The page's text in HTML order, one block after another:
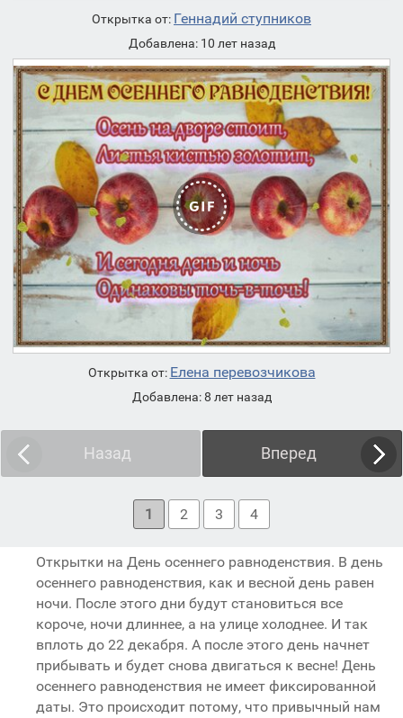
Открытка от: Геннадий ступников
Добавлена: 10 лет назад
Открытка от: Елена перевозчикова
Добавлена: 8 лет назад
Назад Вперед
1 2 3 4
Открытки на День осеннего равноденствия. В день
осеннего равноденствия, как и весной день равен
ночи. После этого дни будут становиться все
короче, ночи длиннее, а на улице холоднее. И так
вплоть до 22 декабря. А после этого день начнет
прибывать и будет снова двигаться к весне! День
осеннего равноденствия не имеет фиксированной
даты. Это происходит потому, что привычный нам